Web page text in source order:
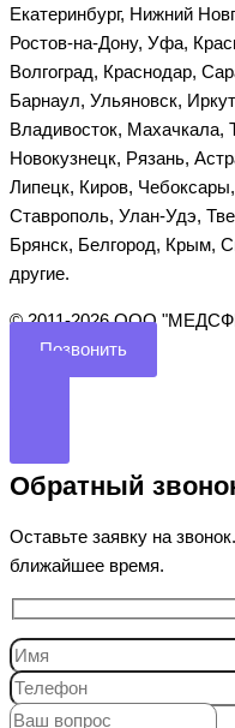
Екатеринбург, Нижний
Ростов-на-Дону, Уфа,
Волгоград, Краснодар,
Барнаул, Ульяновск,
Владивосток, Махачкала,
Новокузнецк, Рязань,
Липецк, Киров,
Ставрополь, Улан-Удэ,
Брянск, Белгород, Крым,
другие.
©️ 2011-2026 ООО
Позвонить
Обратный
Оставьте заявку на
ближайшее время.